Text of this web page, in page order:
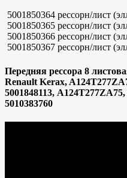
5001850364 рессорн/лист
5001850365 рессорн/лист
5001850366 рессорн/лист
5001850367 рессорн/лист
Передняя рессора 8
Renault Kerax,
5001848113, A124T277ZA75,
5010383760